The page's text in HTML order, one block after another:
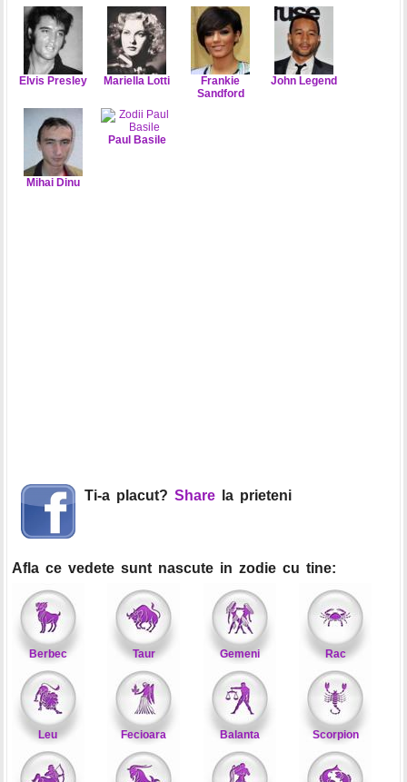
Elvis Presley Mariella Lotti
Frankie
Sandford
John Legend
Mihai Dinu
Paul Basile
Ti-a placut? Share la prieteni
Afla ce vedete sunt nascute in zodie cu tine:
Berbec Taur Gemeni Rac
Leu Fecioara Balanta Scorpion